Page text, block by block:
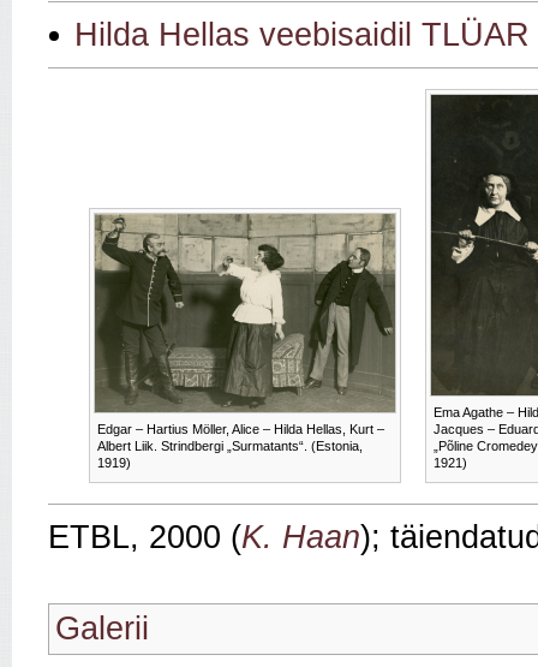
Hilda Hellas veebisaidil
Edgar – Hartius Möller, Alice – Hilda Hellas, Kurt –
Albert Liik. Strindbergi „Surmatants“. (Estonia,
1919)
Ema Agathe –
Jacques –
„Põline
1921)
ETBL, 2000 (K. Haan);
Galerii